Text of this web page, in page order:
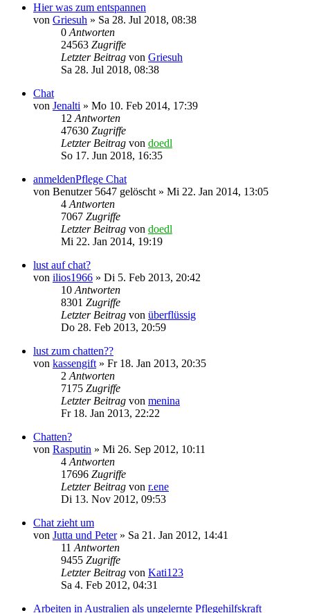
Hier was zum entspannen
von Griesuh » Sa 28. Jul 2018, 08:38
0 Antworten
24563 Zugriffe
Letzter Beitrag von Griesuh
Sa 28. Jul 2018, 08:38
Chat
von Jenalti » Mo 10. Feb 2014, 17:39
12 Antworten
47630 Zugriffe
Letzter Beitrag von doedl
So 17. Jun 2018, 16:35
anmeldenPflege Chat
von Benutzer 5647 gelöscht » Mi 22. Jan 2014, 13:05
4 Antworten
7067 Zugriffe
Letzter Beitrag von doedl
Mi 22. Jan 2014, 19:19
lust auf chat?
von ilios1966 » Di 5. Feb 2013, 20:42
10 Antworten
8301 Zugriffe
Letzter Beitrag von überflüssig
Do 28. Feb 2013, 20:59
lust zum chatten??
von kassengift » Fr 18. Jan 2013, 20:35
2 Antworten
7175 Zugriffe
Letzter Beitrag von menina
Fr 18. Jan 2013, 22:22
Chatten?
von Rasputin » Mi 26. Sep 2012, 10:11
4 Antworten
17696 Zugriffe
Letzter Beitrag von r.ene
Di 13. Nov 2012, 09:53
Chat zieht um
von Jutta und Peter» Sa 21. Jan 2012, 14:41
11 Antworten
9455 Zugriffe
Letzter Beitrag von Kati123
Sa 4. Feb 2012, 04:31
Arbeiten in Australien als ungelernte Pflegehilfskraft